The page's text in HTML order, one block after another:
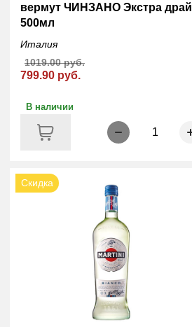
вермут ЧИНЗАНО Экстра драй
500мл
Италия
799.90 руб.
1019.00 руб.
В наличии
1
Скидка